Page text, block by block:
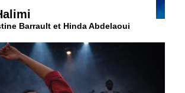
Barrault et Hinda Abdelaoui